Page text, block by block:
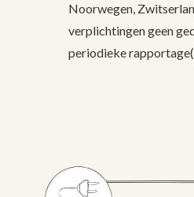
Noorwegen,
verplichtingen geen
periodieke